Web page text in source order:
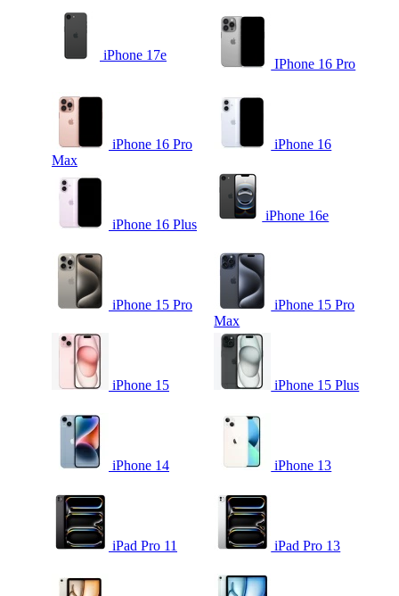
iPhone 17e
IPhone 16 Pro
iPhone 16 Pro
Max
iPhone 16
iPhone 16 Plus
iPhone 16e
iPhone 15 Pro
iPhone 15 Pro
Max
iPhone 15 iPhone 15 Plus
iPhone 14 iPhone 13
iPad Pro 11 iPad Pro 13